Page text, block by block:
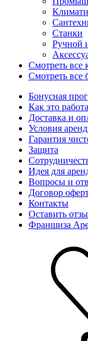
Станки
Ручной
Смотреть все
Смотреть все
Бонусная
Как это
Доставка и
Условия
Гарантия
Защита
Идея для
Вопросы и
Договор
Контакты
Оставить
Франшиза